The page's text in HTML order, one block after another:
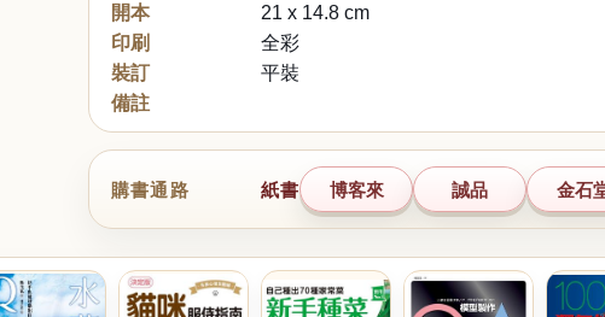
開本
21 x 14.8 cm
印刷
全彩
裝訂
平裝
備註
購書通路 紙書 博客來 誠品 金石